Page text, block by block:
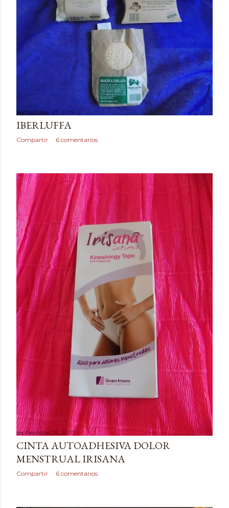
septiembre 27, 2017
IBERLUFFA
Compartir 6 comentarios
septiembre 26, 2017
CINTA AUTOADHESIVA DOLOR
MENSTRUAL IRISANA
Compartir 6 comentarios